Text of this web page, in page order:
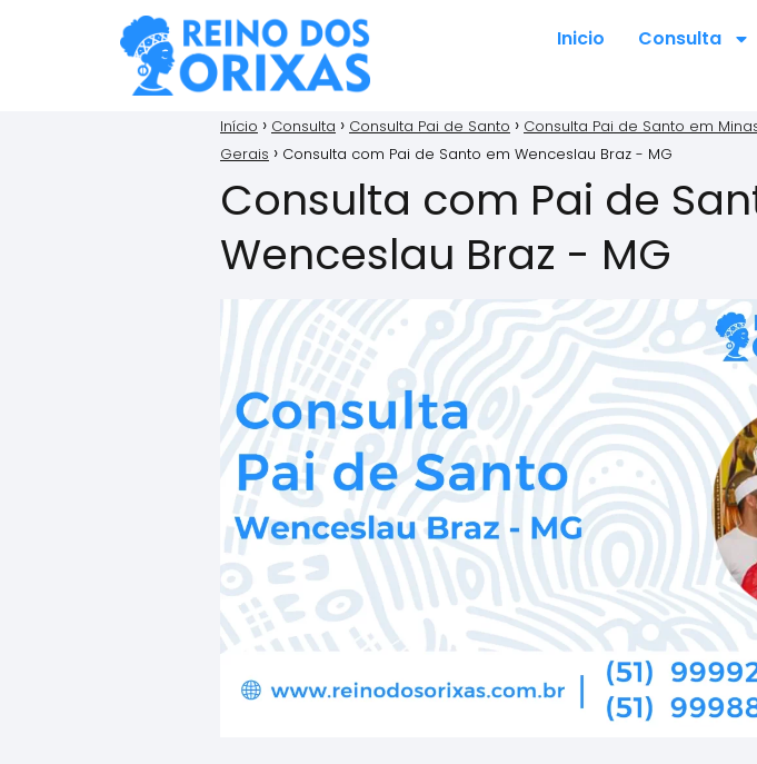
Inicio Consulta
Início Consulta Consulta Pai de Santo
Consulta Pai de Santo em
Gerais
Consulta com Pai de Santo em Wenceslau Braz - MG
Consulta com Pai de
Wenceslau Braz - MG